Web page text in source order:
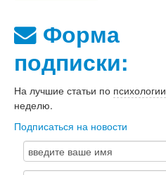
Форма
подписки:
На лучшие статьи по психологии
неделю.
Подписаться на новости